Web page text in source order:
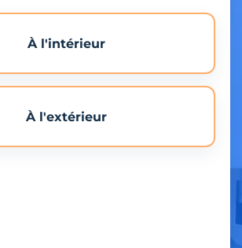
À l'intérieur
À l'extérieur